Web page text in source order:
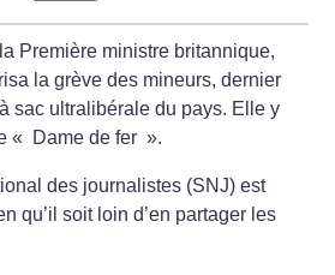
Première ministre britannique,
la grève des mineurs, dernier
sac ultralibérale du pays. Elle y
«
Dame de fer ».
des journalistes (SNJ) est
qu’il soit loin d’en partager les